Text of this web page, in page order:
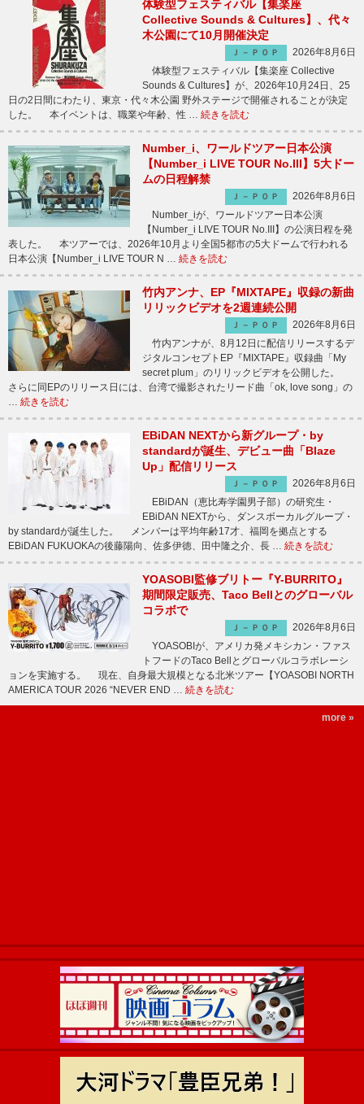
体験型フェスティバル【集楽座
Collective Sounds & Cultures】、代々
木公園にて10月開催決定
Ｊ－ＰＯＰ
2026年8月6日
体験型フェスティバル【集楽座 Collective
Sounds & Cultures】が、2026年10月24日、25
日の2日間にわたり、東京・代々木公園 野外ステージで開催されることが決定
した。 本イベントは、職業や年齢、性 … 続きを読む
Number_i、ワールドツアー日本公演
【Number_i LIVE TOUR No.III】5大ドー
ムの日程解禁
Ｊ－ＰＯＰ
2026年8月6日
Number_iが、ワールドツアー日本公演
【Number_i LIVE TOUR No.III】の公演日程を発
表した。 本ツアーでは、2026年10月より全国5都市の5大ドームで行われる
日本公演【Number_i LIVE TOUR N … 続きを読む
竹内アンナ、EP『MIXTAPE』収録の新曲
リリックビデオを2週連続公開
Ｊ－ＰＯＰ
2026年8月6日
竹内アンナが、8月12日に配信リリースするデ
ジタルコンセプトEP『MIXTAPE』収録曲「My
secret plum」のリリックビデオを公開した。
さらに同EPのリリース日には、台湾で撮影されたリード曲「ok, love song」の
… 続きを読む
EBiDAN NEXTから新グループ・by
standardが誕生、デビュー曲「Blaze
Up」配信リリース
Ｊ－ＰＯＰ
2026年8月6日
EBiDAN（恵比寿学園男子部）の研究生・
EBiDAN NEXTから、ダンスボーカルグループ・
by standardが誕生した。 メンバーは平均年齢17才、福岡を拠点とする
EBiDAN FUKUOKAの後藤陽向、佐多伊徳、田中隆之介、長 … 続きを読む
YOASOBI監修ブリトー『Y-BURRITO』
期間限定販売、Taco Bellとのグローバル
コラボで
Ｊ－ＰＯＰ
2026年8月6日
YOASOBIが、アメリカ発メキシカン・ファス
トフードのTaco Bellとグローバルコラボレーシ
ョンを実施する。 現在、自身最大規模となる北米ツアー【YOASOBI NORTH
AMERICA TOUR 2026 “NEVER END … 続きを読む
more »